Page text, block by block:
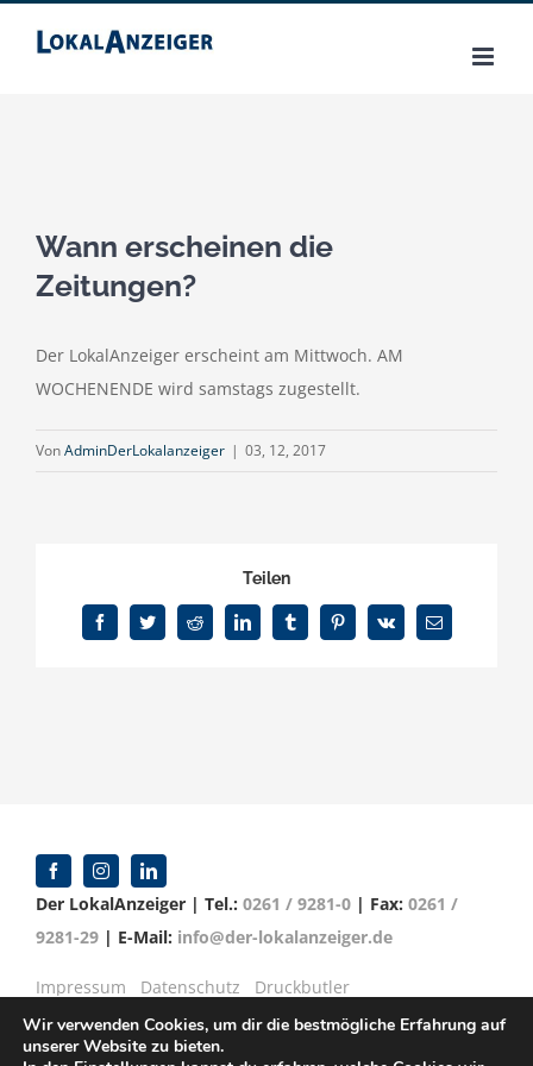
Inhalt
Wann erscheinen die
Zeitungen?
Der LokalAnzeiger erscheint am Mittwoch. AM
WOCHENENDE wird samstags zugestellt.
VonAdminDerLokalanzeiger | 03, 12, 2017
Teilen
FacebookTwitterReddit LinkedInTumblrPinterest
Vk
E-
Mail
Der LokalAnzeiger | Tel.: 0261 / 9281-0 | Fax: 0261 /
9281-29 | E-Mail: info@der-lokalanzeiger.de
Impressum Datenschutz
Druckbutler
Wir verwenden Cookies, um dir die bestmögliche Erfahrung auf
unserer Website zu bieten.